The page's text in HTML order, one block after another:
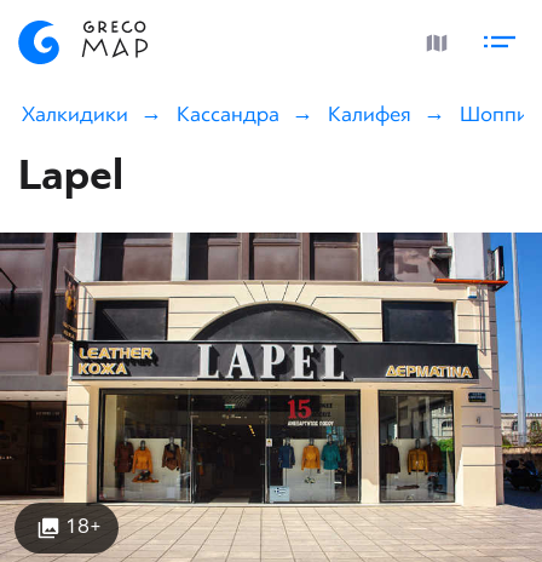
Халкидики Кассандра Калифея
Lapel
18+